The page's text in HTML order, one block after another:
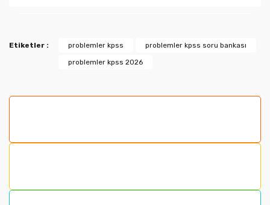
Etiketler : problemler kpss
problemler kpss soru bankası
problemler kpss 2026